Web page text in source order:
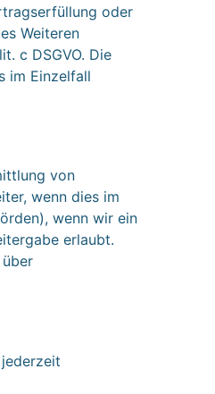
oder
Weiteren
c DSGVO. Die
im Einzelfall
von
wenn dies im
wenn wir ein
erlaubt.